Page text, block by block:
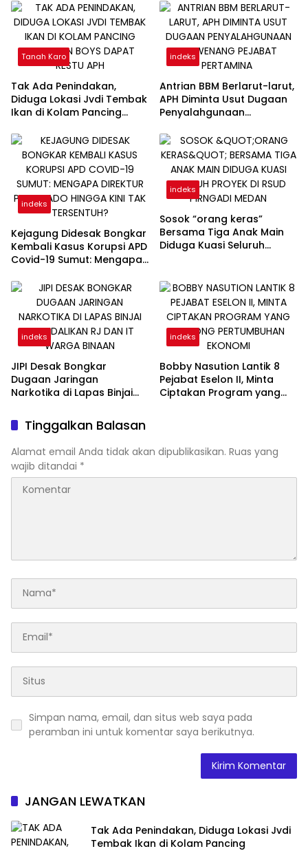
Tanah Karo
Tak Ada Penindakan,
Diduga Lokasi Jvdi Tembak
Ikan di Kolam Pancing
Restu APH
indeks
Antrian BBM Berlarut-larut,
APH Diminta Usut Dugaan
Penyalahgunaan
Pertamina
indeks
Kejagung Didesak Bongkar
Kembali Kasus Korupsi APD
Covid-19 Sumut: Mengapa
Kini Tak Tersentuh?
indeks
Sosok “orang keras”
Bersama Tiga Anak Main
Diduga Kuasi Seluruh
indeks
JIPI Desak Bongkar
Dugaan Jaringan
Narkotika di Lapas Binjai
Warga Binaan
indeks
Bobby Nasution Lantik 8
Pejabat Eselon II, Minta
Ciptakan Program yang
Tinggalkan Balasan
Alamat email Anda tidak akan dipublikasikan. Ruas yang
wajib ditandai *
Simpan nama, email, dan situs web saya pada
peramban ini untuk komentar saya berikutnya.
JANGAN LEWATKAN
Tak Ada Penindakan, Diduga Lokasi Jvdi
Tembak Ikan di Kolam Pancing